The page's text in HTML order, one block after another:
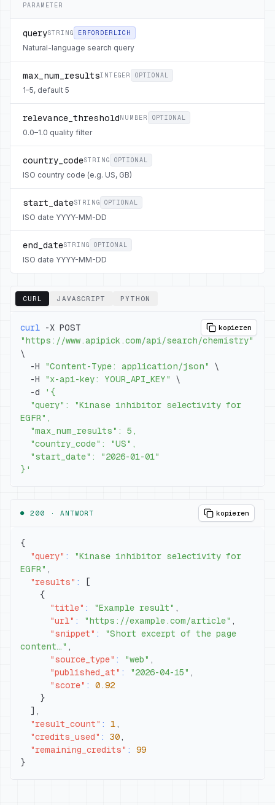
PARAMETER
querySTRING ERFORDERLICH
Natural-language search query
max_num_resultsINTEGER OPTIONAL
1–5, default 5
relevance_threshold NUMBER OPTIONAL
0.0–1.0 quality filter
country_codeSTRING OPTIONAL
ISO country code (e.g. US, GB)
start_dateSTRING OPTIONAL
ISO date YYYY-MM-DD
end_dateSTRING OPTIONAL
ISO date YYYY-MM-DD
CURL JAVASCRIPT PYTHON
kopieren
curl
"https://www.apipick.com/api/search/chemistry"
\
  -H
"Content-Type: application/json"
\
  -H
"x-api-key: YOUR_API_KEY"
\
  -d
}'
● 200 · ANTWORT kopieren
{
"query" :
"Kinase inhibitor selectivity for
EGFR" ,
"results" :
[
{
"title" : "Example result" ,
"url" : "https://example.com/article" ,
"snippet" :
"Short excerpt of the page
content…" ,
"source_type" : "web" ,
"published_at" : "2026-04-15" ,
"score" :
0.92
}
] ,
"result_count" : 1 ,
"credits_used" : 30 ,
"remaining_credits" :
99
}